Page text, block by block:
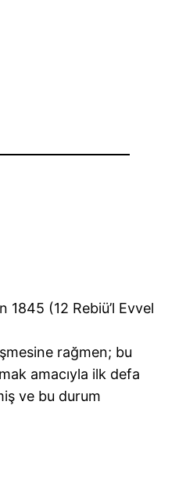
(12 Rebiü’l Evvel
rağmen; bu
amacıyla ilk defa
ve bu durum